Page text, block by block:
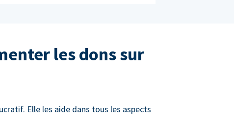
les dons sur
Elle les aide dans tous les aspects